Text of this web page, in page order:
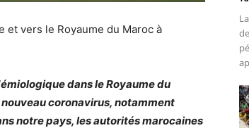
et vers le Royaume du Maroc à
dans le Royaume du
coronavirus, notamment
notre pays, les autorités marocaines